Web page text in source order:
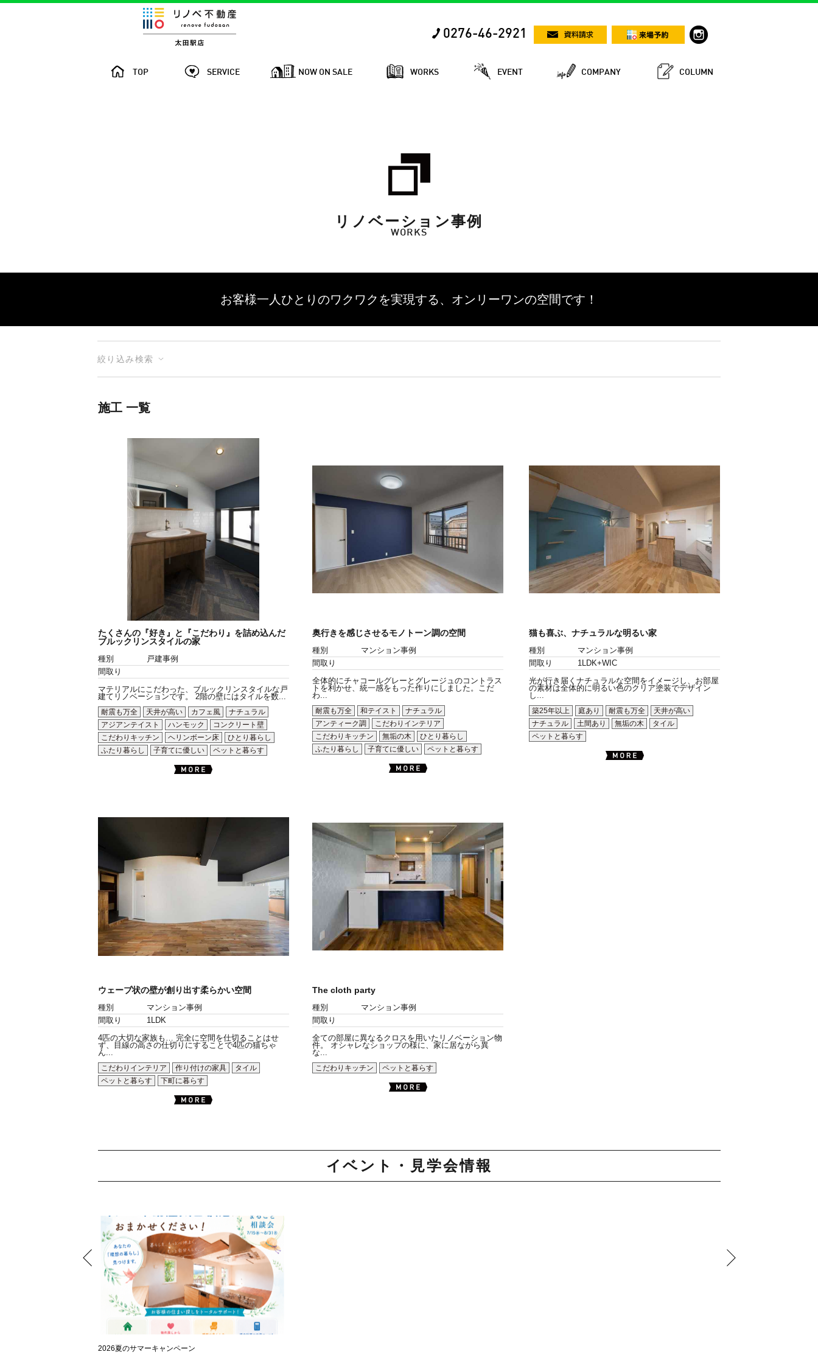
0276-46-2921
TOP SERVICE NOW ON SALE WORKS EVENT COMPANY COLUMN
リノベーション事例
WORKS
お客様一人ひとりのワクワクを実現する、 オンリーワンの空間です！
絞り込み検索
施工 一覧
たくさんの『好き』と『こだわり』を詰め込んだ
ブルックリンスタイルの家
種別
戸建事例
間取り
マテリアルにこだわった、ブルックリンスタイルな戸
建てリノベーションです。 2階の壁にはタイルを数...
耐震も万全
天井が高い カフェ風
ナチュラル
アジアンテイスト
ハンモック
コンクリート壁
こだわりキッチン
ヘリンボーン床
ひとり暮らし
ふたり暮らし
子育てに優しい ペットと暮らす
奥行きを感じさせるモノトーン調の空間
種別
マンション事例
間取り
全体的にチャコールグレーとグレージュのコントラス
トを利かせ、統一感をもった作りにしました。こだ
わ...
耐震も万全
和テイスト
ナチュラル
アンティーク調
こだわりインテリア
こだわりキッチン
無垢の木
ひとり暮らし
ふたり暮らし
子育てに優しい ペットと暮らす
猫も喜ぶ、ナチュラルな明るい家
種別
マンション事例
間取り
1LDK+WIC
光が行き届くナチュラルな空間をイメージし、お部屋
の素材は全体的に明るい色のクリア塗装でデザイン
し...
築25年以上
庭あり 耐震も万全
天井が高い
ナチュラル
土間あり 無垢の木
タイル
ペットと暮らす
ウェーブ状の壁が創り出す柔らかい空間
種別
マンション事例
間取り
1LDK
4匹の大切な家族も… 完全に空間を仕切ることはせ
ず、目線の高さの仕切りにすることで4匹の猫ちゃ
ん...
こだわりインテリア
作り付けの家具
タイル
ペットと暮らす
下町に暮らす
The cloth party
種別
マンション事例
間取り
全ての部屋に異なるクロスを用いたリノベーション物
件。 オシャレなショップの様に、家に居ながら異
な...
こだわりキッチン
ペットと暮らす
イベント・見学会情報
2026夏のサマーキャンペーン